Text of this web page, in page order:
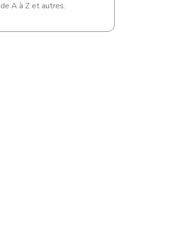
de A à Z et autres.